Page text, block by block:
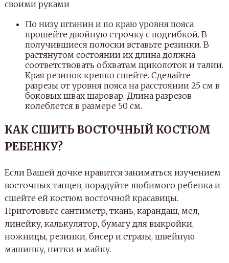
По низу штанин и по краю уровня пояса
прошейте двойную строчку с подгибкой. В
получившиеся полоски вставьте резинки. В
растянутом состоянии их длина должна
соответствовать обхватам щиколоток и талии.
Края резинок крепко сшейте. Сделайте
разрезы от уровня пояса на расстоянии 25 см в
боковых швах шаровар. Длина разрезов
колеблется в размере 50 см.
КАК СШИТЬ ВОСТОЧНЫЙ КОСТЮМ
РЕБЕНКУ?
Если Вашей дочке нравится заниматься изучением
восточных танцев, порадуйте любимого ребенка и
сшейте ей костюм восточной красавицы.
Приготовьте сантиметр, ткань, карандаш, мел,
линейку, калькулятор, бумагу для выкройки,
ножницы, резинки, бисер и стразы, швейную
машинку, нитки и майку.